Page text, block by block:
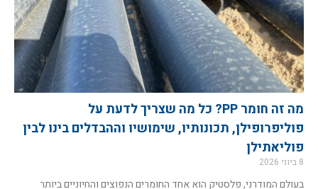
מה זה חומר PP? כל מה שצריך לדעת על
פוליפרופילן, תכונותיו, שימושיו וההבדלים בינו לבין
פוליאתילן
8 ביוני 2026
בעולם המודרני, פלסטיק הוא אחד החומרים הנפוצים והחיוניים ביותר